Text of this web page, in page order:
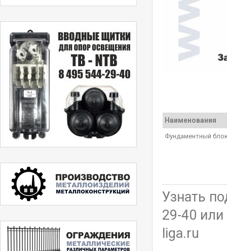
Наименования
Фундаментный
Узнать
29-40
liga.ru